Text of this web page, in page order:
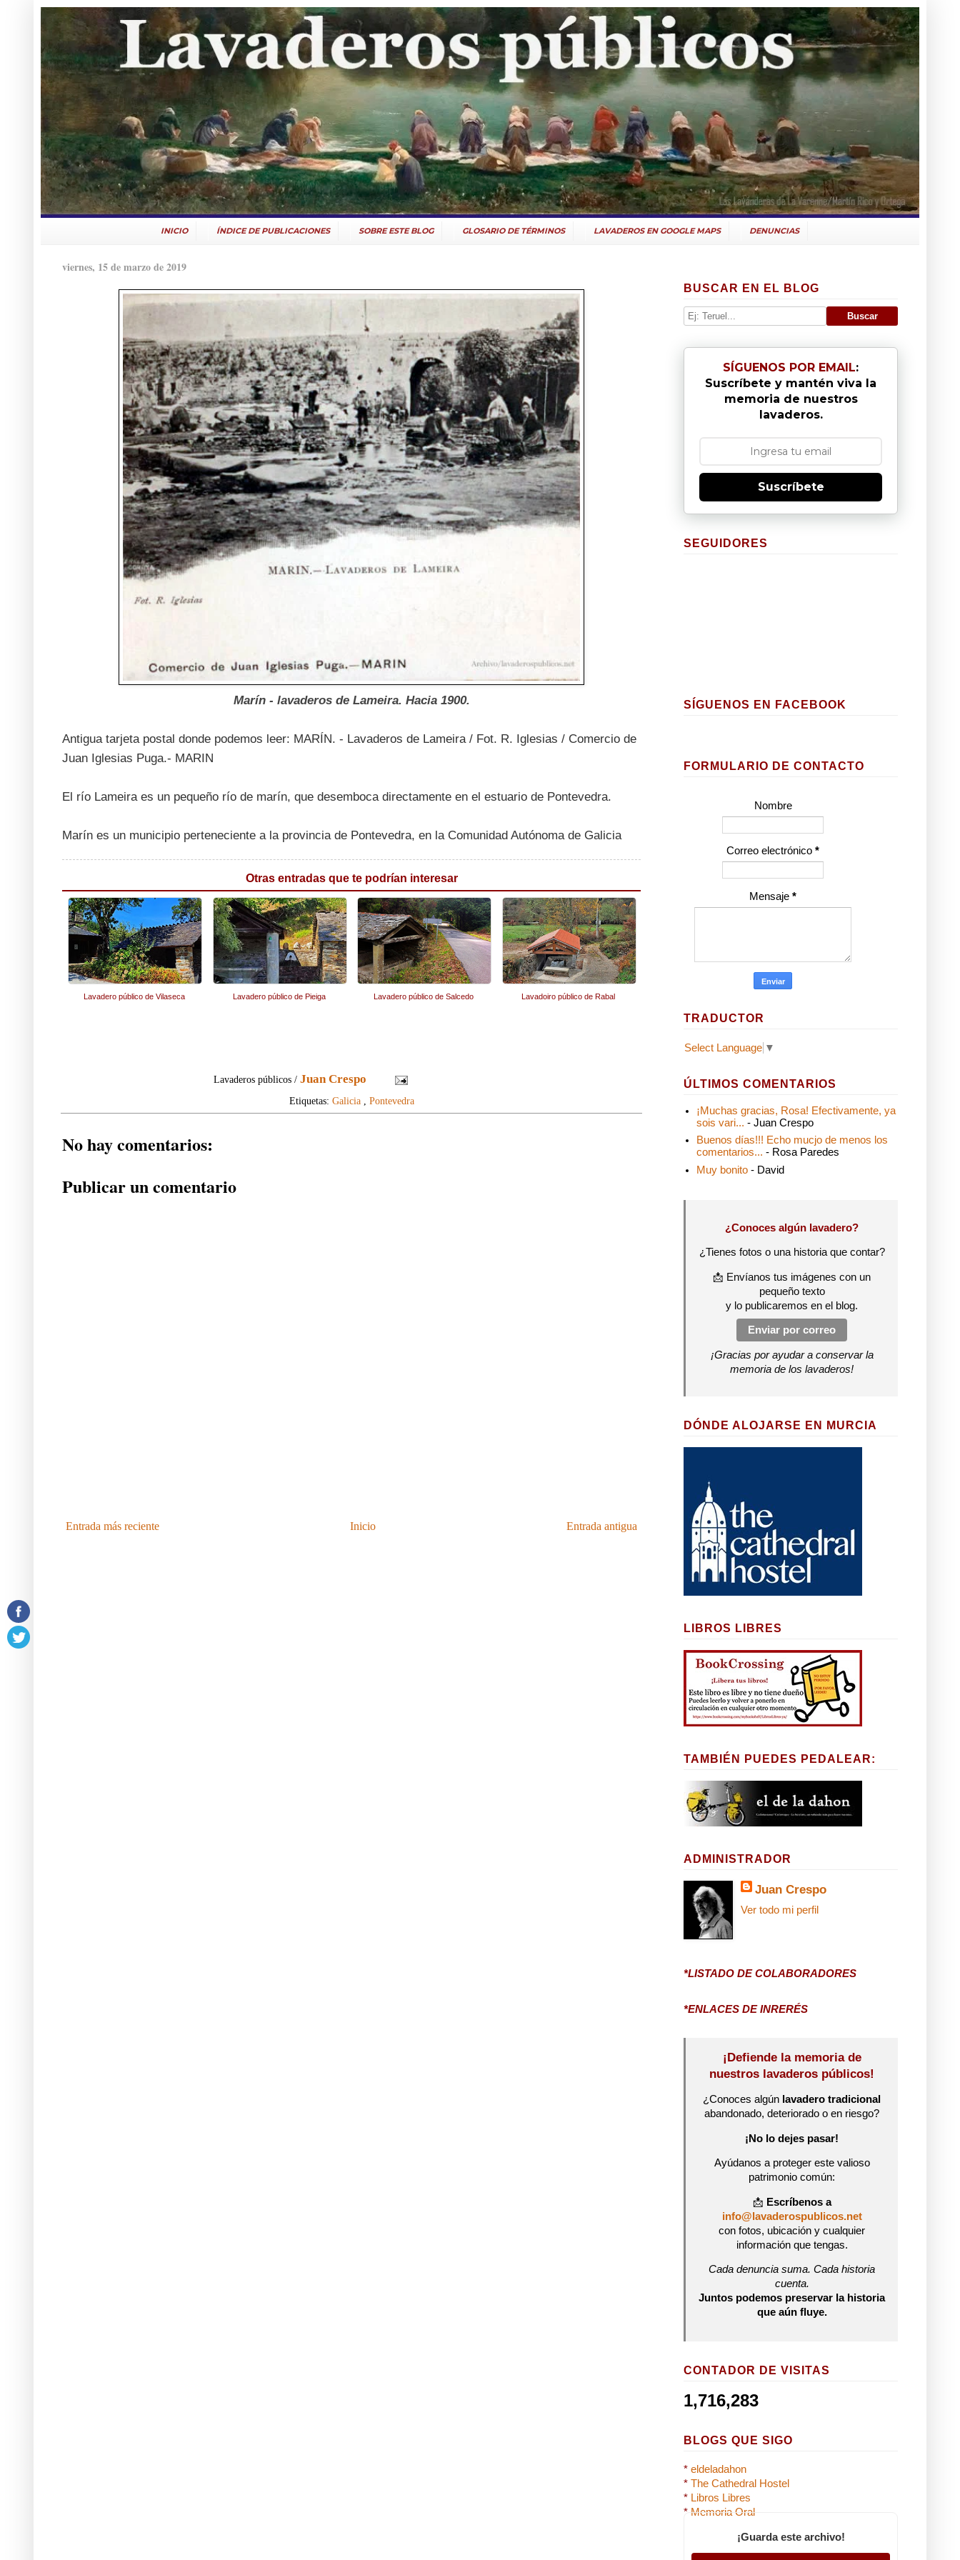
INICIO ÍNDICE DE PUBLICACIONES SOBRE ESTE BLOG GLOSARIO DE TÉRMINOS LAVADEROS EN GOOGLE MAPS DENUNCIAS
viernes, 15 de marzo de 2019
Marín - lavaderos de Lameira. Hacia 1900.
Antigua tarjeta postal donde podemos leer: MARÍN. - Lavaderos de Lameira / Fot. R. Iglesias / Comercio de
Juan Iglesias Puga.- MARIN
El río Lameira es un pequeño río de marín, que desemboca directamente en el estuario de Pontevedra.
Marín es un municipio perteneciente a la provincia de Pontevedra, en la Comunidad Autónoma de Galicia
Otras entradas que te podrían interesar
Lavadero público de Vilaseca Lavadero público de Pieiga Lavadero público de Salcedo Lavadoiro público de Rabal
Lavaderos públicos /Juan Crespo
Etiquetas: Galicia, Pontevedra
No hay comentarios:
Publicar un comentario
Entrada más reciente Entrada antigua
Inicio
BUSCAR EN EL BLOG
SÍGUENOS POR EMAIL:
Suscríbete y mantén viva la
memoria de nuestros
lavaderos.
Suscríbete
SEGUIDORES
SÍGUENOS EN FACEBOOK
FORMULARIO DE CONTACTO
Nombre
Correo electrónico *
Mensaje *
TRADUCTOR
Select Language ▼
ÚLTIMOS COMENTARIOS
¡Muchas gracias, Rosa! Efectivamente, ya
sois vari... - Juan Crespo
Buenos días!!! Echo mucjo de menos los
comentarios... - Rosa Paredes
Muy bonito - David
¿Conoces algún lavadero?
¿Tienes fotos o una historia que contar?
📩 Envíanos tus imágenes con un
pequeño texto
y lo publicaremos en el blog.
Enviar por correo
¡Gracias por ayudar a conservar la
memoria de los lavaderos!
DÓNDE ALOJARSE EN MURCIA
LIBROS LIBRES
TAMBIÉN PUEDES PEDALEAR:
ADMINISTRADOR
Juan Crespo
Ver todo mi perfil
*LISTADO DE COLABORADORES
*ENLACES DE INRERÉS
¡Defiende la memoria de
nuestros lavaderos públicos!
¿Conoces algún lavadero tradicional
abandonado, deteriorado o en riesgo?
¡No lo dejes pasar!
Ayúdanos a proteger este valioso
patrimonio común:
📩 Escríbenos a
info@lavaderospublicos.net
con fotos, ubicación y cualquier
información que tengas.
Cada denuncia suma. Cada historia
cuenta.
Juntos podemos preservar la historia
que aún fluye.
CONTADOR DE VISITAS
1,716,283
BLOGS QUE SIGO
* eldeladahon
* The Cathedral Hostel
* Libros Libres
* Memoria Oral
¡Guarda este archivo!